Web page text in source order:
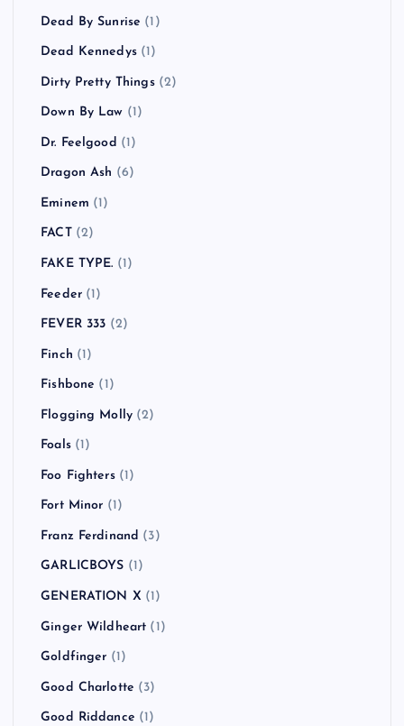
Dead By Sunrise (1)
Dead Kennedys(1)
Dirty Pretty Things(2)
Down By Law (1)
Dr. Feelgood (1)
Dragon Ash (6)
Eminem (1)
FACT(2)
FAKE TYPE. (1)
Feeder(1)
FEVER 333 (2)
Finch (1)
Fishbone (1)
Flogging Molly (2)
Foals(1)
Foo Fighters(1)
Fort Minor (1)
Franz Ferdinand (3)
GARLICBOYS (1)
GENERATION X (1)
Ginger Wildheart (1)
Goldfinger (1)
Good Charlotte (3)
Good Riddance (1)